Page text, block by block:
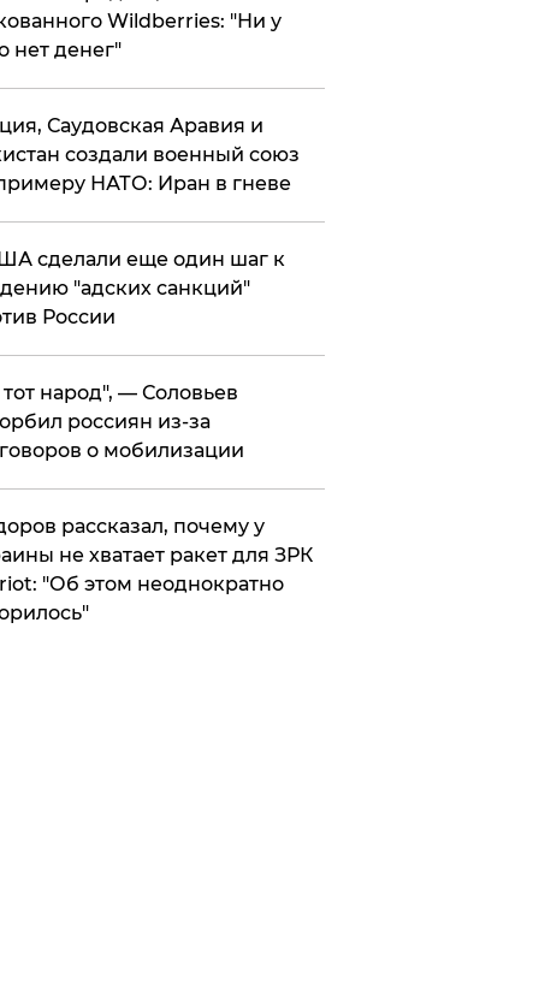
Wildberries: "Ни у
нет денег"
Саудовская Аравия и
создали военный союз
НАТО: Иран в гневе
сделали еще один шаг к
"адских санкций"
России
народ", — Соловьев
россиян из-за
о мобилизации
рассказал, почему у
не хватает ракет для ЗРК
"Об этом неоднократно